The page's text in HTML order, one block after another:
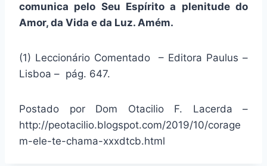
comunica pelo Seu Espírito a plenitude do
Amor, da Vida e da Luz. Amém.
(1) Leccionário Comentado – Editora Paulus –
Lisboa – pág. 647.
Postado por Dom Otacilio F. Lacerda –
http://peotacilio.blogspot.com/2019/10/corage
m-ele-te-chama-xxxdtcb.html